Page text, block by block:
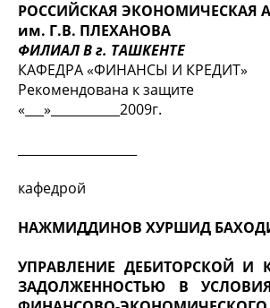
РОССИЙСКАЯ ЭКОНОМИЧЕСКАЯ
им. Г.В. ПЛЕХАНОВА
ФИЛИАЛ В г. ТАШКЕНТЕ
КАФЕДРА «ФИНАНСЫ И КРЕДИТ»
Рекомендована к защите
«___»___________2009г.
кафедрой
НАЖМИДДИНОВ ХУРШИД
УПРАВЛЕНИЕ ДЕБИТОРСКОЙ И
ЗАДОЛЖЕННОСТЬЮ В